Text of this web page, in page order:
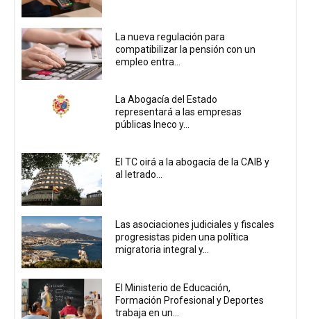
La nueva regulación para
compatibilizar la pensión con un
empleo entra...
La Abogacía del Estado
representará a las empresas
públicas Ineco y...
El TC oirá a la abogacía de la CAIB y
al letrado...
Las asociaciones judiciales y fiscales
progresistas piden una política
migratoria integral y...
El Ministerio de Educación,
Formación Profesional y Deportes
trabaja en un...